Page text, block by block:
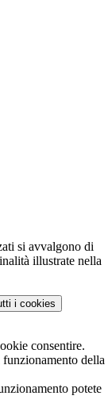
si avvalgono di
illustrate nella
i cookies
consentire.
della
potete